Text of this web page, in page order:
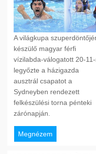
A világkupa
készülő magyar férfi
vízilabda-válogatott 20-
legyőzte a házigazda
ausztrál csapatot a
Sydneyben rendezett
felkészülési torna pénteki
zárónapján.
Megnézem